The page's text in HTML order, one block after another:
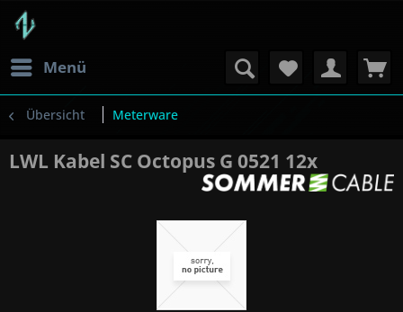
Menü
Übersicht Meterware
LWL Kabel SC Octopus G 0521 12x